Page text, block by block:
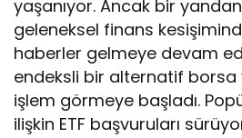
yaşanıyor. Ancak bir
geleneksel finans
haberler gelmeye devam
endeksli bir alternatif borsa
işlem görmeye başladı.
ilişkin ETF başvuruları